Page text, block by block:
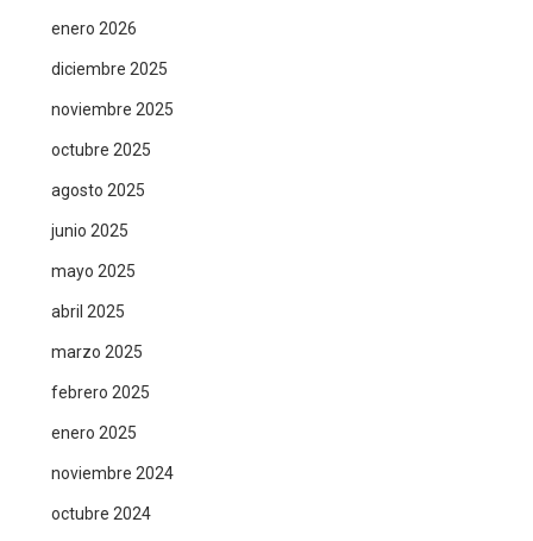
enero 2026
diciembre 2025
noviembre 2025
octubre 2025
agosto 2025
junio 2025
mayo 2025
abril 2025
marzo 2025
febrero 2025
enero 2025
noviembre 2024
octubre 2024